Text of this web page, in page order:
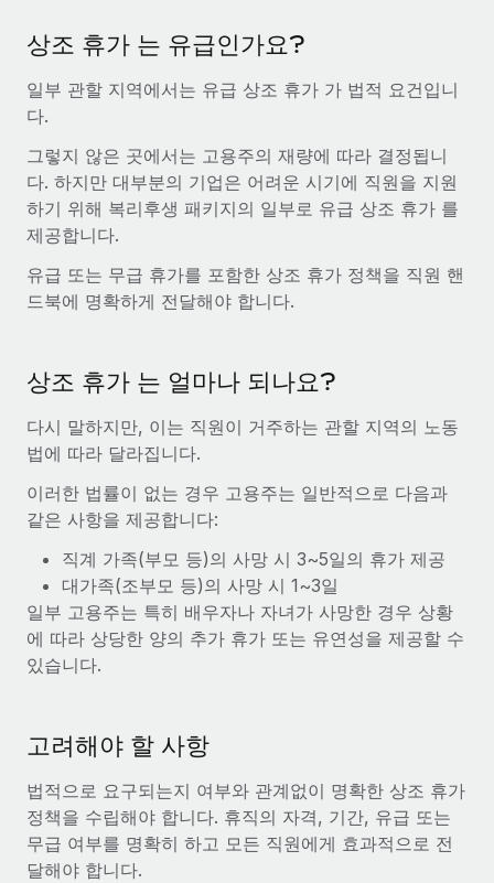
HR을 워크플로에 매끄럽게 통합
플랫폼
연결
새로운
MCP를 사용하여 모든 AI 도구를 Remote에 연결 가능
통합
전문가 상담
글로벌 인사 및 규정 준수 업무 처리에 전문가 지원 제공
신원 조사
Compliance Watchtower
규정 준수 관련 위험에 선제적으로 대응
기기 관리
전 세계 IT 장비 제공 및 추적 관리
법인 설립
글로벌 인재 이동 및 전근
복리후생
손쉬운 직원 복리후생 관리
대기업을 위한 글로벌 HR
REMOTE 파트너 되기
전략적 기술 파트너
플랫폼에 글로벌 HR을 유연하게 통합
파트너 되기
Remote와의 파트너십 기회 탐색
통합 및 AI 자동화 컨설팅
사례 연구
직무 설명 라이브러리
웨비나
이벤트
뉴스룸
인사이트 센터
지원받기
블로그
글로벌 급여
EOR 및 PEO
계약자 관리
블로그
Español
Italiano
日本語
한국어
中文（简体）
상조 휴가 는 유급인가요?
일부 관할 지역에서는 유급 상조 휴가 가 법적 요건입니
다.
그렇지 않은 곳에서는 고용주의 재량에 따라 결정됩니
다. 하지만 대부분의 기업은 어려운 시기에 직원을 지원
하기 위해 복리후생 패키지의 일부로 유급 상조 휴가 를
제공합니다.
유급 또는 무급 휴가를 포함한 상조 휴가 정책을 직원 핸
드북에 명확하게 전달해야 합니다.
상조 휴가 는 얼마나 되나요?
다시 말하지만, 이는 직원이 거주하는 관할 지역의 노동
법에 따라 달라집니다.
이러한 법률이 없는 경우 고용주는 일반적으로 다음과
같은 사항을 제공합니다:
직계 가족(부모 등)의 사망 시 3~5일의 휴가 제공
대가족(조부모 등)의 사망 시 1~3일
일부 고용주는 특히 배우자나 자녀가 사망한 경우 상황
에 따라 상당한 양의 추가 휴가 또는 유연성을 제공할 수
있습니다.
고려해야 할 사항
법적으로 요구되는지 여부와 관계없이 명확한 상조 휴가
정책을 수립해야 합니다. 휴직의 자격, 기간, 유급 또는
무급 여부를 명확히 하고 모든 직원에게 효과적으로 전
달해야 합니다.